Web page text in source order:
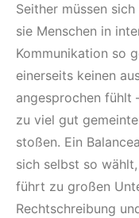
Seither müssen
sie Menschen in
Kommunikation so
einerseits keinen
angesprochen fühlt
zu viel gut
stoßen. Ein
sich selbst so
führt zu großen
Rechtschreibung